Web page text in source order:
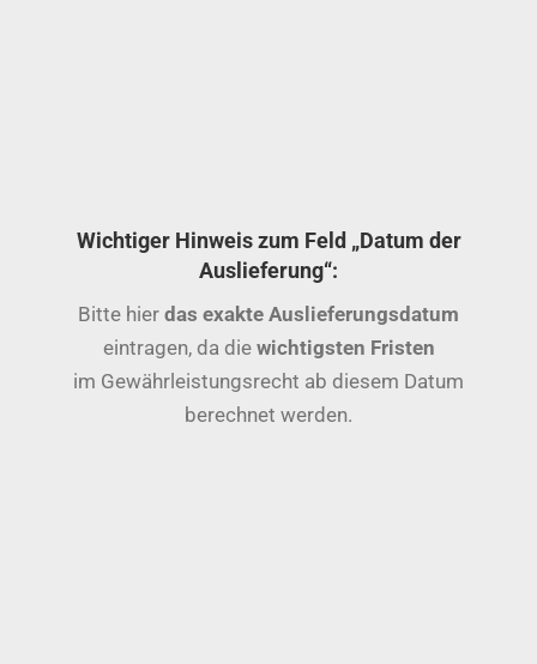
Wichtiger Hinweis zum Feld „Datum der
Auslieferung“:
Bitte hier das exakte Auslieferungsdatum
eintragen, da die wichtigsten Fristen
im Gewährleistungsrecht ab diesem Datum
berechnet werden.